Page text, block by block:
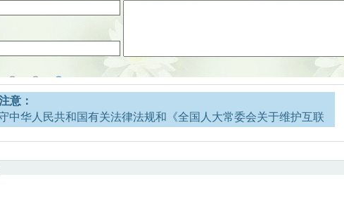
意：
中华人民共和国有关法律法规和《全国人大常委会关于维护互联
律责任。